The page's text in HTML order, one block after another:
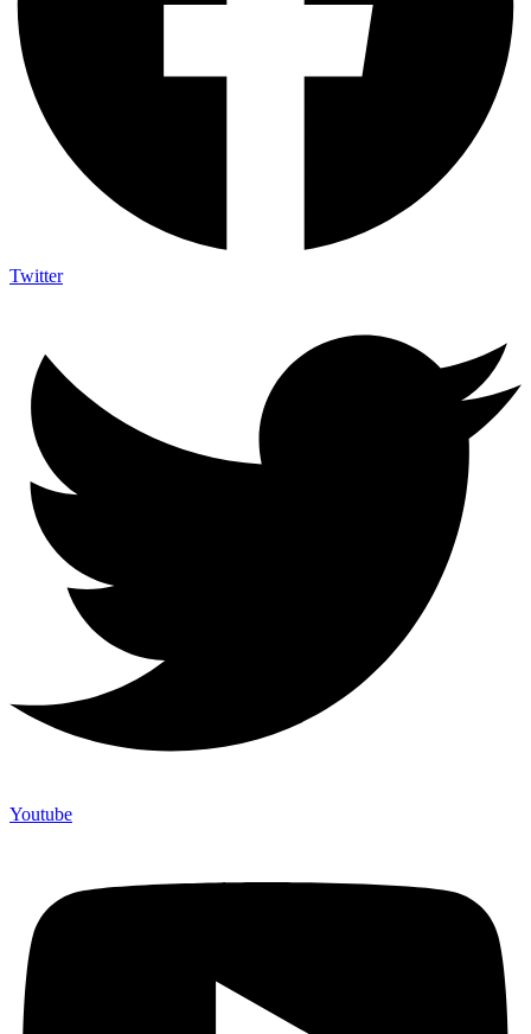
Twitter
Youtube